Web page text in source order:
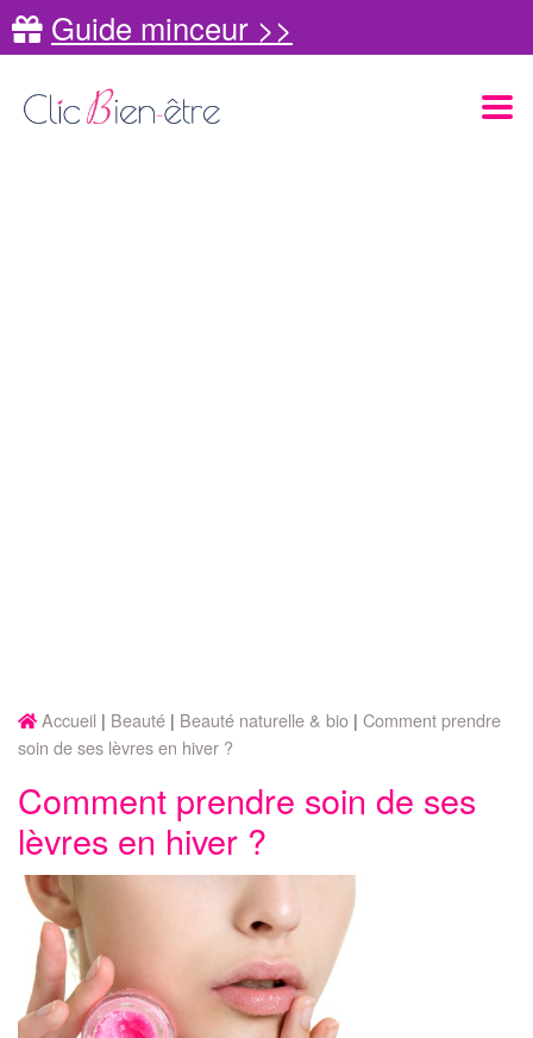
Guide minceur >>
Accueil Beauté Beauté naturelle & bio Comment prendre
soin de ses lèvres en hiver ?
Comment prendre soin de ses
lèvres en hiver ?